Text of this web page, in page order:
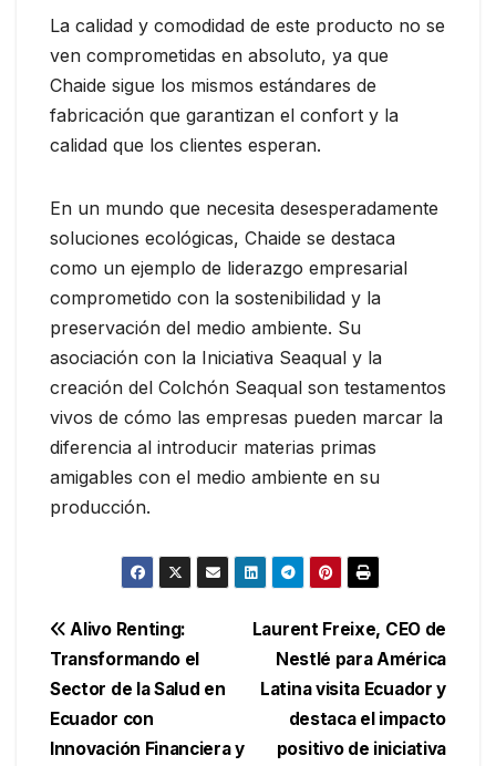
La calidad y comodidad de este producto no se
ven comprometidas en absoluto, ya que
Chaide sigue los mismos estándares de
fabricación que garantizan el confort y la
calidad que los clientes esperan.
En un mundo que necesita desesperadamente
soluciones ecológicas, Chaide se destaca
como un ejemplo de liderazgo empresarial
comprometido con la sostenibilidad y la
preservación del medio ambiente. Su
asociación con la Iniciativa Seaqual y la
creación del Colchón Seaqual son testamentos
vivos de cómo las empresas pueden marcar la
diferencia al introducir materias primas
amigables con el medio ambiente en su
producción.
Navegación
de
entradas
Laurent Freixe, CEO de
Nestlé para América
Latina visita Ecuador y
destaca el impacto
positivo de iniciativa
Alivo Renting:
Transformando el
Sector de la Salud en
Ecuador con
Innovación Financiera y